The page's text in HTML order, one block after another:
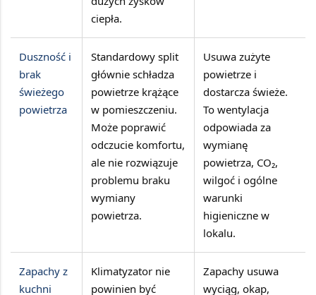
ciepła.
Duszność i
brak
świeżego
powietrza
Standardowy split
głównie schładza
powietrze krążące
w pomieszczeniu.
Może poprawić
odczucie komfortu,
ale nie rozwiązuje
problemu braku
wymiany
powietrza.
Usuwa zużyte
powietrze i
dostarcza świeże.
To wentylacja
odpowiada za
wymianę
powietrza, CO₂,
wilgoć i ogólne
warunki
higieniczne w
lokalu.
Zapachy z
kuchni
Klimatyzator nie
powinien być
Zapachy usuwa
wyciąg, okap,